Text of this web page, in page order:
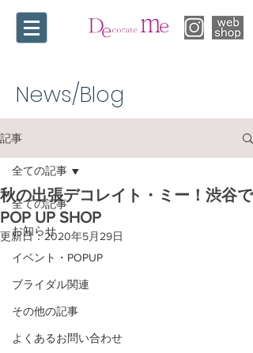
News/Blog​
記事
全ての記事
お知らせ
イベント・POPUP
ブライダル関連
その他の記事
よくあるお問い合わせ
全ての記事
秋の出張デコレイト・ミー！渋谷で
POP UP SHOP
更新日：2020年5月29日